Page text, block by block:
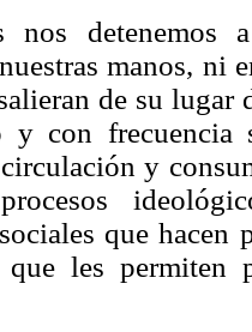
nos detenemos
manos, ni
de su lugar
y con
y
que hacen
que les